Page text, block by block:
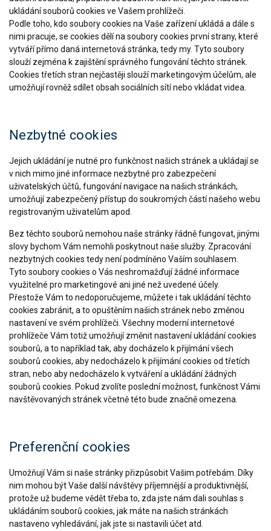
ukládání souborů cookies ve Vašem prohlížeči.
Podle toho, kdo soubory cookies na Vaše zařízení ukládá a dále s
nimi pracuje, se cookies dělí na soubory cookies první strany, které
vytváří přímo daná internetová stránka, tedy my. Tyto soubory
slouží zejména k zajištění správného fungování těchto stránek.
Cookies třetích stran nejčastěji slouží marketingovým účelům, ale
umožňují rovněž sdílet obsah sociálních sítí nebo vkládat videa.
Nezbytné cookies
Jejich ukládání je nutné pro funkčnost našich stránek a ukládají se
v nich mimo jiné informace nezbytné pro zabezpečení
uživatelských účtů, fungování navigace na našich stránkách,
umožňují zabezpečený přístup do soukromých částí našeho webu
registrovaným uživatelům apod.
Bez těchto souborů nemohou naše stránky řádně fungovat, jinými
slovy bychom Vám nemohli poskytnout naše služby. Zpracování
nezbytných cookies tedy není podmíněno Vaším souhlasem.
Tyto soubory cookies o Vás neshromažďují žádné informace
využitelné pro marketingové ani jiné než uvedené účely.
Přestože Vám to nedoporučujeme, můžete i tak ukládání těchto
cookies zabránit, a to opuštěním našich stránek nebo změnou
nastavení ve svém prohlížeči. Všechny moderní internetové
prohlížeče Vám totiž umožňují změnit nastavení ukládání cookies
souborů, a to například tak, aby docházelo k přijímání všech
souborů cookies, aby nedocházelo k přijímání cookies od třetích
stran, nebo aby nedocházelo k vytváření a ukládání žádných
souborů cookies. Pokud zvolíte poslední možnost, funkčnost Vámi
navštěvovaných stránek včetně této bude značně omezena.
Preferenční cookies
Umožňují Vám si naše stránky přizpůsobit Vašim potřebám. Díky
nim mohou být Vaše další návštěvy příjemnější a produktivnější,
protože už budeme vědět třeba to, zda jste nám dali souhlas s
ukládáním souborů cookies, jak máte na našich stránkách
nastaveno vyhledávání, jak jste si nastavili účet atd.